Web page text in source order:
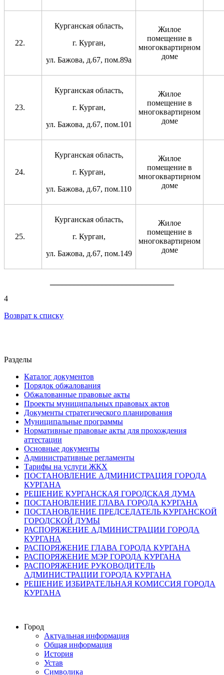
Курганская область,
г. Курган,
ул. Бажова, д.67, пом.89а
Жилое
помещение в
многоквартирном
доме
Курганская область,
г. Курган,
ул. Бажова, д.67, пом.101
Жилое
помещение в
многоквартирном
доме
Курганская область,
г. Курган,
ул. Бажова, д.67, пом.110
Жилое
помещение в
многоквартирном
доме
Курганская область,
г. Курган,
ул. Бажова, д.67, пом.149
Жилое
помещение в
многоквартирном
доме
4
Возврат к списку
Разделы
Каталог документов
Порядок обжалования
Обжалованные правовые акты
Проекты муниципальных правовых актов
Документы стратегического планирования
Муниципальные программы
Нормативные правовые акты для прохождения
аттестации
Основные документы
Административные регламенты
Тарифы на услуги ЖКХ
ПОСТАНОВЛЕНИЕ АДМИНИСТРАЦИЯ ГОРОДА
КУРГАНА
РЕШЕНИЕ КУРГАНСКАЯ ГОРОДСКАЯ ДУМА
ПОСТАНОВЛЕНИЕ ГЛАВА ГОРОДА КУРГАНА
ПОСТАНОВЛЕНИЕ ПРЕДСЕДАТЕЛЬ КУРГАНСКОЙ
ГОРОДСКОЙ ДУМЫ
РАСПОРЯЖЕНИЕ АДМИНИСТРАЦИИ ГОРОДА
КУРГАНА
РАСПОРЯЖЕНИЕ ГЛАВА ГОРОДА КУРГАНА
РАСПОРЯЖЕНИЕ МЭР ГОРОДА КУРГАНА
РАСПОРЯЖЕНИЕ РУКОВОДИТЕЛЬ
АДМИНИСТРАЦИИ ГОРОДА КУРГАНА
РЕШЕНИЕ ИЗБИРАТЕЛЬНАЯ КОМИССИЯ ГОРОДА
КУРГАНА
Город
Актуальная информация
Общая информация
История
Устав
Символика